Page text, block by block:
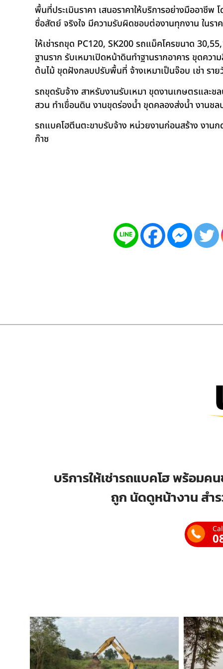
พื้นที่ประเมินราคา เสนอราคาให้บริการอย่างมืออาชี
ซื่อสัตย์ จริงใจ มีความรับผิดชอบต่องานทุกงาน ในรา
ให้เช่ารถขุด PC120, SK200 รถแม็คโครขนาด
ฐานราก รับเหมาเปิดหน้าดินทำฐานรากอาคาร ขุดค
ต้นไม้ ขุดฝังกลบปรับพื้นที่ จ้างเหมาเป็นจ๊อบ เช่า ราย
รถขุดรับจ้าง สาหรับงานรับเหมา ขุดงานเกษตรและ
สวน ทำเขื่อนดิน งานขุดร่องน้ำ ขุดคลองส่งน้ำ งานช
รถแบคโฮตีนตะขาบรับจ้าง หน่วยงานก่อนสร้าง งาน
ก๊าซ
บริการให้เช่ารถแบคโฮ พร้อมค
ถูก นัดดูหน้างาน สำ